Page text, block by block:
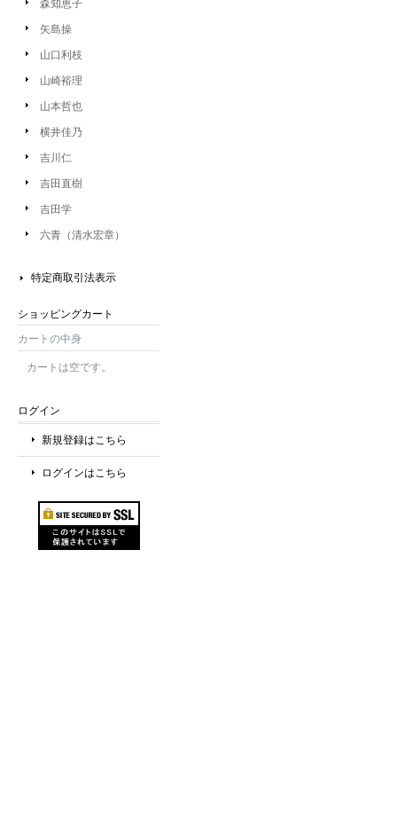
森知恵子
矢島操
山口利枝
山崎裕理
山本哲也
横井佳乃
吉川仁
吉田直樹
吉田学
六青（清水宏章）
特定商取引法表示
ショッピングカート
カートの中身
カートは空です。
ログイン
新規登録はこちら
ログインはこちら